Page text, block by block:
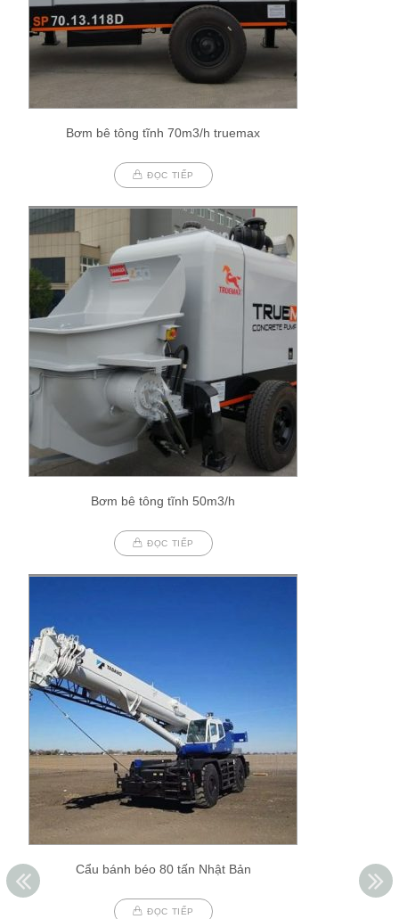
Bơm bê tông tĩnh 70m3/h truemax
ĐỌC TIẾP
Bơm bê tông tĩnh 50m3/h
ĐỌC TIẾP
Cẩu bánh béo 80 tấn Nhật Bản
ĐỌC TIẾP